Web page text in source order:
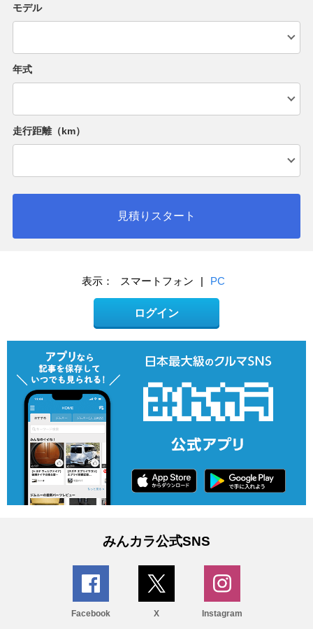
モデル
年式
走行距離（km）
見積りスタート
表示： スマートフォン | PC
ログイン
みんカラ公式SNS
Facebook X Instagram